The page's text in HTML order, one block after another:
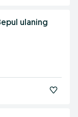
ulaning